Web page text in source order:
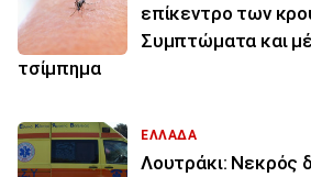
επίκεντρο των
Συμπτώματα και
τσίμπημα
ΕΛΛΑΔΑ
Λουτράκι: Νεκρός